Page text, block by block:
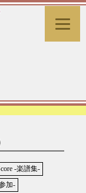
-楽譜集-
加-